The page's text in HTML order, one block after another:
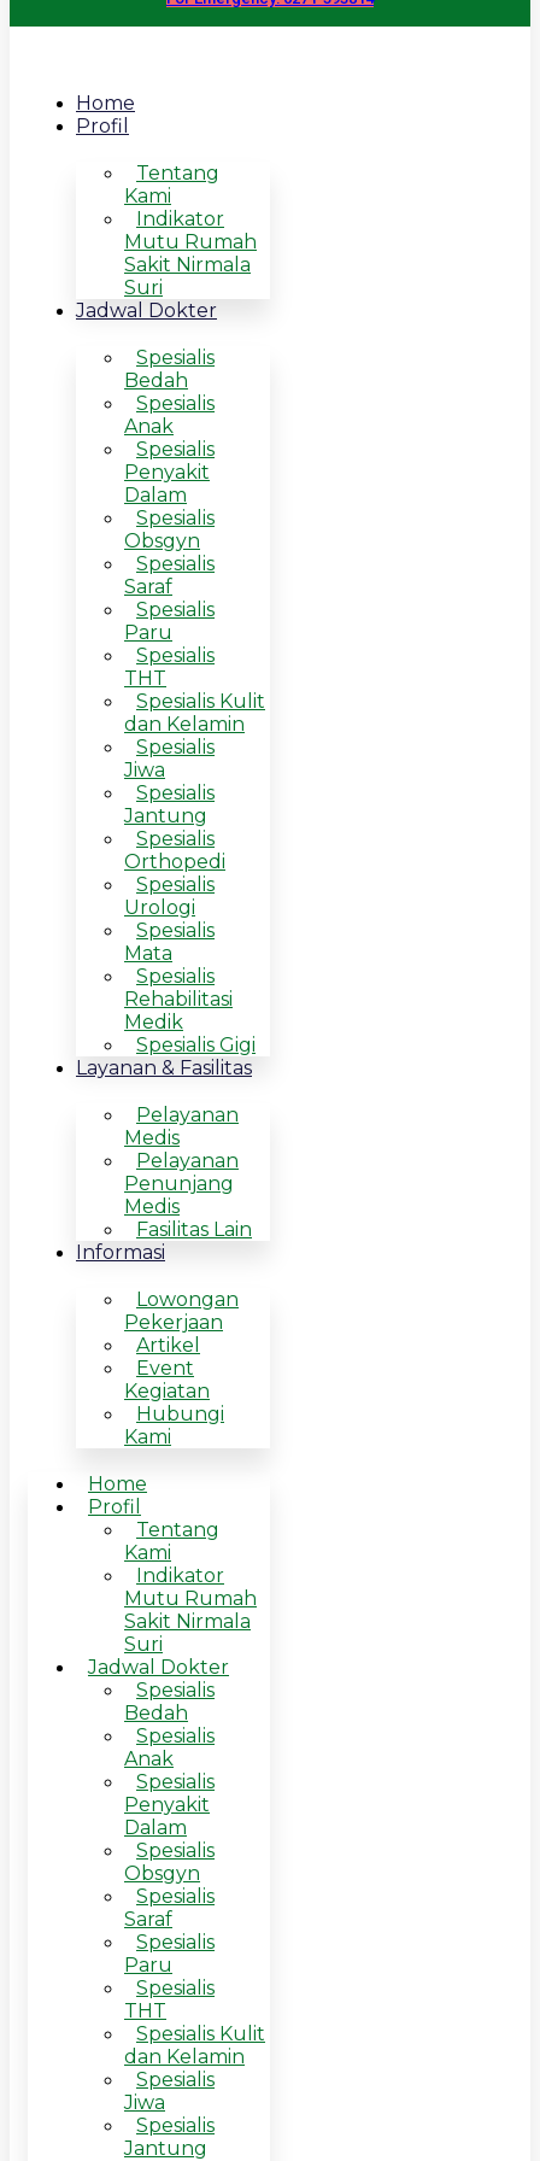
Home
Profil
Tentang
Kami
Indikator
Mutu Rumah
Sakit Nirmala
Suri
Jadwal Dokter
Spesialis
Bedah
Spesialis
Anak
Spesialis
Penyakit
Dalam
Spesialis
Obsgyn
Spesialis
Saraf
Spesialis
Paru
Spesialis
THT
Spesialis Kulit
dan Kelamin
Spesialis
Jiwa
Spesialis
Jantung
Spesialis
Orthopedi
Spesialis
Urologi
Spesialis
Mata
Spesialis
Rehabilitasi
Medik
Spesialis Gigi
Layanan & Fasilitas
Pelayanan
Medis
Pelayanan
Penunjang
Medis
Fasilitas Lain
Informasi
Lowongan
Pekerjaan
Artikel
Event
Kegiatan
Hubungi
Kami
Home
Profil
Tentang
Kami
Indikator
Mutu Rumah
Sakit Nirmala
Suri
Jadwal Dokter
Spesialis
Bedah
Spesialis
Anak
Spesialis
Penyakit
Dalam
Spesialis
Obsgyn
Spesialis
Saraf
Spesialis
Paru
Spesialis
THT
Spesialis Kulit
dan Kelamin
Spesialis
Jiwa
Spesialis
Jantung